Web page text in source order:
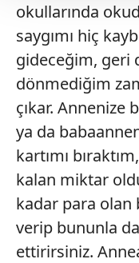
Her halükârda,
takdirde,
gösterilmeyecektir."
Sizlere daha iyi bir
Sitemizde kendimize
kullanılmaktadır. Bu
verileriniz işlenmekte
toplumu hizmetlerinin
kullanılmaktadır.
kılınması ve
reklam/pazarlama
sınırlı olarak açık
okullarında
saygımı hiç
gideceğim, geri
dönmediğim
çıkar. Annenize
ya da
kartımı
kalan miktar
kadar para olan
verip bununla da
ettirirsiniz.